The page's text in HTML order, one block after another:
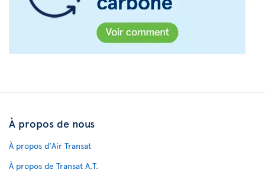
À propos de nous
À propos d'Air Transat
À propos de Transat A.T.